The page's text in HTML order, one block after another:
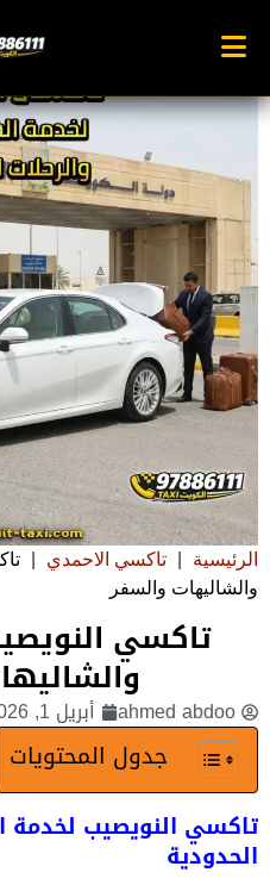
الرئيسية تاكسي الاحمدي
والشاليهات والسفر
تاكسي
ahmed abdoo أبريل 1, 2026
جدول المحتويات
تاكسي النويصيب لخدمة
الحدودية